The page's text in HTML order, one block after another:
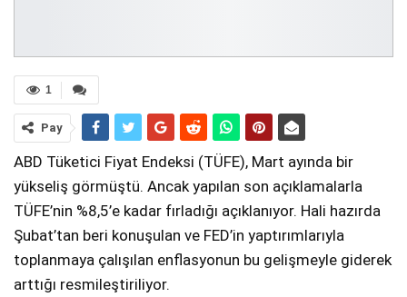
1
Pay
ABD Tüketici Fiyat Endeksi (TÜFE), Mart ayında bir
yükseliş görmüştü. Ancak yapılan son açıklamalarla
TÜFE’nin %8,5’e kadar fırladığı açıklanıyor. Hali hazırda
Şubat’tan beri konuşulan ve FED’in yaptırımlarıyla
toplanmaya çalışılan enflasyonun bu gelişmeyle giderek
arttığı resmileştiriliyor.